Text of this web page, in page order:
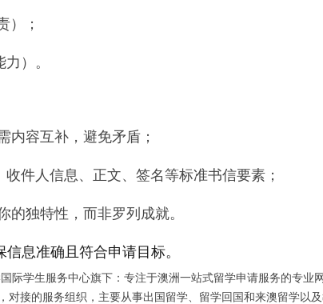
）；
）。
内容互补，避免矛盾；
收件人信息、正文、签名等标准书信要素；
的独特性，而非罗列成就。
息准确且符合申请目标。
际学生服务中心旗下：专注于澳洲一站式留学申请服务的专业
对接的服务组织，主要从事出国留学、留学回国和来澳留学以